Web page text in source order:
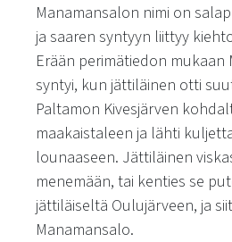
Manamansalon nimi on
ja saaren syntyyn liittyy
Erään perimätiedon mukaan
syntyi, kun jättiläinen otti
Paltamon Kivesjärven
maakaistaleen ja lähti
lounaaseen. Jättiläinen
menemään, tai kenties se
jättiläiseltä Oulujärveen, ja
Manamansalo.